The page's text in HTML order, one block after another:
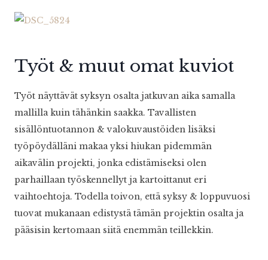
Työt & muut omat kuviot
Työt näyttävät syksyn osalta jatkuvan aika samalla
mallilla kuin tähänkin saakka. Tavallisten
sisällöntuotannon & valokuvaustöiden lisäksi
työpöydälläni makaa yksi hiukan pidemmän
aikavälin projekti, jonka edistämiseksi olen
parhaillaan työskennellyt ja kartoittanut eri
vaihtoehtoja. Todella toivon, että syksy & loppuvuosi
tuovat mukanaan edistystä tämän projektin osalta ja
pääsisin kertomaan siitä enemmän teillekkin.